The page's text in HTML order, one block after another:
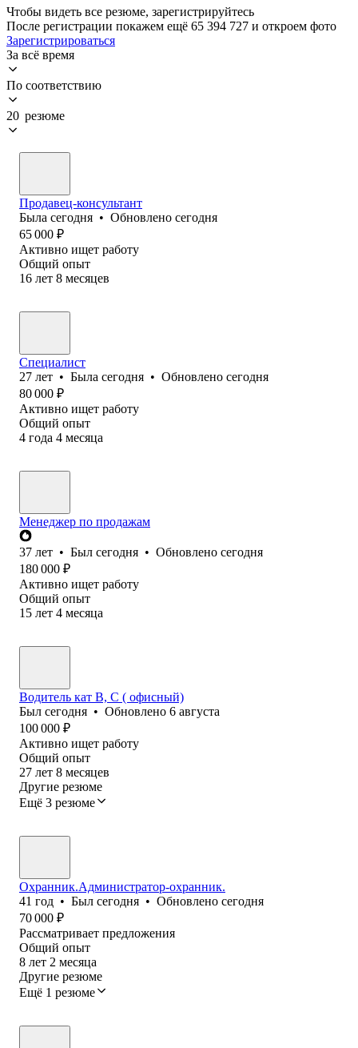
Чтобы видеть все резюме, зарегистрируйтесь
После регистрации покажем ещё 65 394 727 и откроем фото
Зарегистрироваться
За всё время
По соответствию
20 резюме
Продавец-консультант
Была сегодня • Обновлено сегодня
65 000 ₽
Активно ищет работу
Общий опыт
16 лет 8 месяцев
Специалист
27 лет • Была сегодня • Обновлено сегодня
80 000 ₽
Активно ищет работу
Общий опыт
4 года 4 месяца
Менеджер по продажам
37 лет • Был сегодня • Обновлено сегодня
180 000 ₽
Активно ищет работу
Общий опыт
15 лет 4 месяца
Водитель кат В, С ( офисный)
Был сегодня • Обновлено 6 августа
100 000 ₽
Активно ищет работу
Общий опыт
27 лет 8 месяцев
Другие резюме
Ещё 3 резюме
Охранник.Администратор-охранник.
41 год • Был сегодня • Обновлено сегодня
70 000 ₽
Рассматривает предложения
Общий опыт
8 лет 2 месяца
Другие резюме
Ещё 1 резюме